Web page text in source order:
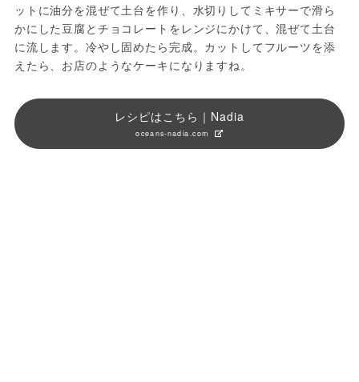
ットに油分を混ぜて土台を作り、水切りしてミキサーで滑ら
かにした豆腐とチョコレートをレンジにかけて、混ぜて土台
に流します。冷やし固めたら完成。カットしてフルーツを添
レシピはこちら｜Nadia
oceans-nadia.com